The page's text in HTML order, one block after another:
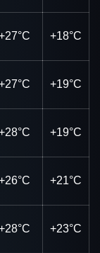
+18°C
+19°C
+19°C
+21°C
+23°C